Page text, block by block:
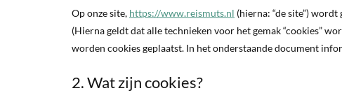
Op onze site, https://www.reismuts.nl (hierna: “de site”)
(Hierna geldt dat alle technieken voor het gemak “cookies”
worden cookies geplaatst. In het onderstaande document
2. Wat zijn cookies?